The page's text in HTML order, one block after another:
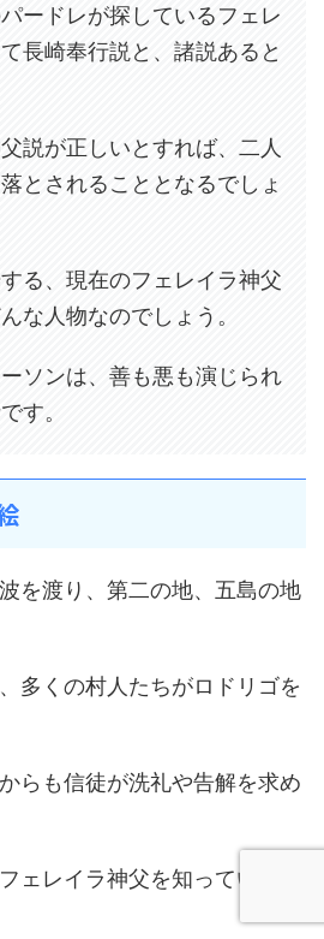
ードレが探しているフェレ
長崎奉行説と、諸説あると
説が正しいとすれば、二人
とされることとなるでしょ
る、現在のフェレイラ神父
な人物なのでしょう。
ソンは、善も悪も演じられ
す。
を渡り、第二の地、五島の地
多くの村人たちがロドリゴを
らも信徒が洗礼や告解を求め
ェレイラ神父を知っていると